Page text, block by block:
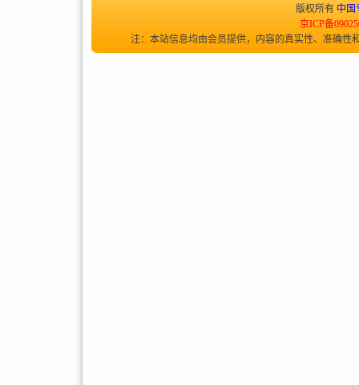
版权所有 中国
京ICP备
注：本站信息均由会员提供，内容的真实性、准确性